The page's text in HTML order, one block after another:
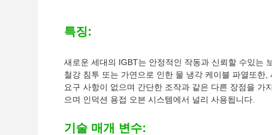
특징:
새로운 세대의 IGBT는 안정적인 작동과 신뢰할 수있는
철강 침투 또는 가연으로 인한 물 냉각 케이블 파열또
요구 사항이 없으며 간단한 조작과 같은 다른 장점을
으며 인덕션 용접 오븐 시스템에서 널리 사용됩니다.
기술 매개 변수: